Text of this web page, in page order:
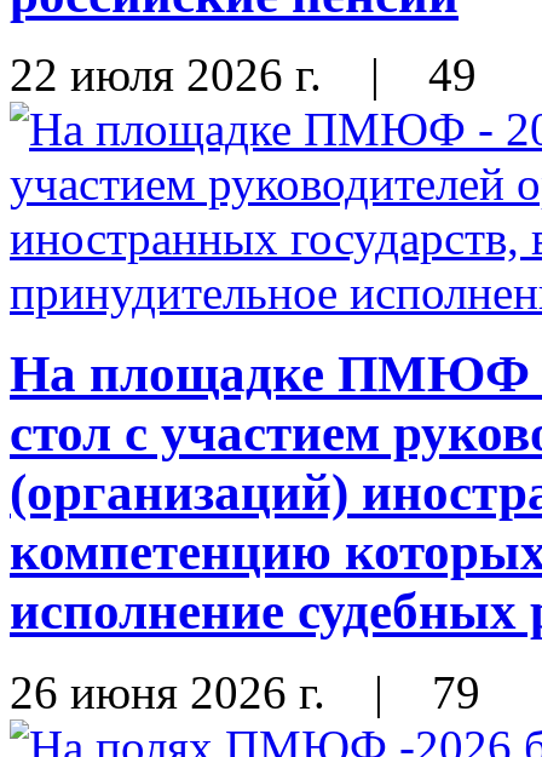
22 июля 2026 г. | 49
На площадке ПМЮФ -
стол с участием
(организаций)
компетенцию
исполнение
26 июня 2026 г. | 79